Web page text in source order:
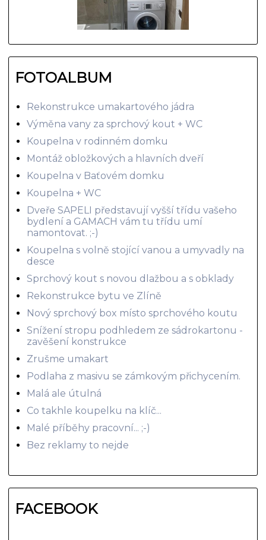
FOTOALBUM
Rekonstrukce umakartového jádra
Výměna vany za sprchový kout + WC
Koupelna v rodinném domku
Montáž obložkových a hlavních dveří
Koupelna v Baťovém domku
Koupelna + WC
Dveře SAPELI představují vyšší třídu vašeho
bydlení a GAMACH vám tu třídu umí
namontovat. ;-)
Koupelna s volně stojící vanou a umyvadly na
desce
Sprchový kout s novou dlažbou a s obklady
Rekonstrukce bytu ve Zlíně
Nový sprchový box místo sprchového koutu
Snížení stropu podhledem ze sádrokartonu -
zavěšení konstrukce
Zrušme umakart
Podlaha z masivu se zámkovým přichycením.
Malá ale útulná
Co takhle koupelku na klíč...
Malé příběhy pracovní... ;-)
Bez reklamy to nejde
FACEBOOK